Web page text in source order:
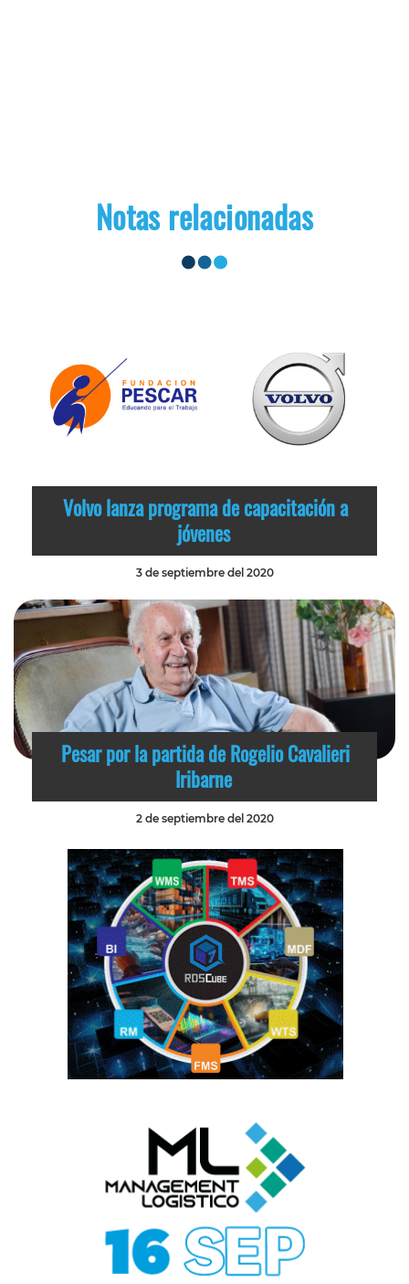
Notas relacionadas
Volvo lanza programa de capacitación a
jóvenes
3 de septiembre del 2020
Pesar por la partida de Rogelio Cavalieri
Iribarne
2 de septiembre del 2020